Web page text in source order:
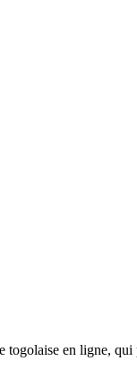
en ligne,